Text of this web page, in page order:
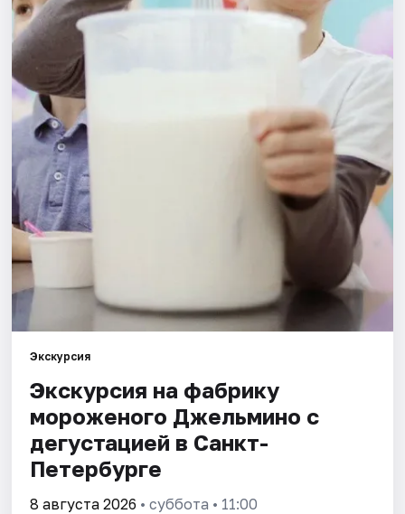
Города
Площадки
Артисты
Рейтинги
Экскурсия
Экскурсия на фабрику
мороженого Джельмино с
дегустацией в Санкт-
Петербурге
8 августа 2026 • суббота • 11:00